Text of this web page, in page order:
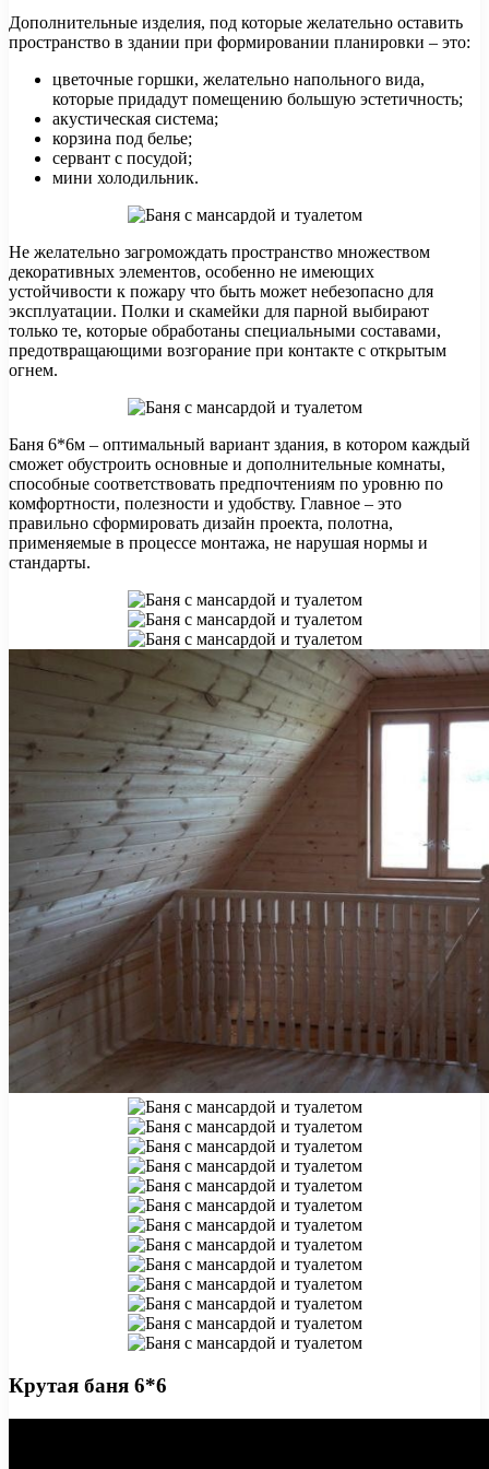
Дополнительные изделия, под которые желательно оставить
пространство в здании при формировании планировки – это:
цветочные горшки, желательно напольного вида,
которые придадут помещению большую эстетичность;
акустическая система;
корзина под белье;
сервант с посудой;
мини холодильник.
Не желательно загромождать пространство множеством
декоративных элементов, особенно не имеющих
устойчивости к пожару что быть может небезопасно для
эксплуатации. Полки и скамейки для парной выбирают
только те, которые обработаны специальными составами,
предотвращающими возгорание при контакте с открытым
огнем.
Баня 6*6м – оптимальный вариант здания, в котором каждый
сможет обустроить основные и дополнительные комнаты,
способные соответствовать предпочтениям по уровню по
комфортности, полезности и удобству. Главное – это
правильно сформировать дизайн проекта, полотна,
применяемые в процессе монтажа, не нарушая нормы и
стандарты.
Крутая баня 6*6